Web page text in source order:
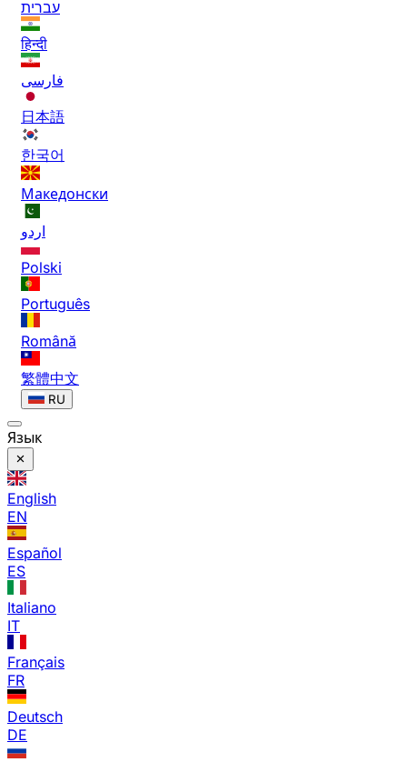
עברית
हिन्दी
فارسی
日本語
한국어
Македонски
اردو
Polski
Português
Română
繁體中文
RU
Язык
English
EN
Español
ES
Italiano
IT
Français
FR
Deutsch
DE